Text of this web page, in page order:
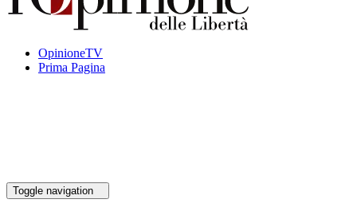
OpinioneTV
Prima Pagina
Toggle navigation